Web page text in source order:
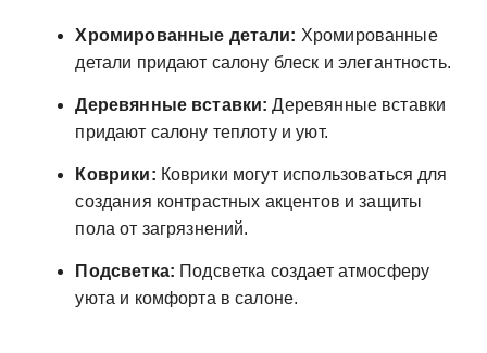
Хромированные детали: Хромированные
детали придают салону блеск и элегантность.
Деревянные вставки: Деревянные вставки
придают салону теплоту и уют.
Коврики: Коврики могут использоваться для
создания контрастных акцентов и защиты
пола от загрязнений.
Подсветка: Подсветка создает атмосферу
уюта и комфорта в салоне.